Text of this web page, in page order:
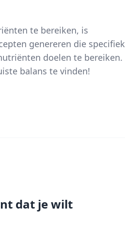
te bereiken, is
genereren die specifiek
doelen te bereiken.
balans te vinden!
dat je wilt